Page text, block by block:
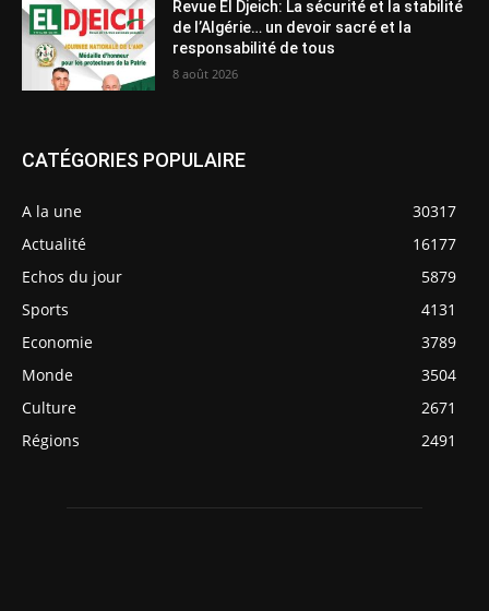
Revue El Djeich: La sécurité et la stabilité
de l’Algérie… un devoir sacré et la
responsabilité de tous
8 août 2026
CATÉGORIES POPULAIRE
A la une
30317
Actualité
16177
Echos du jour
5879
Sports
4131
Economie
3789
Monde
3504
Culture
2671
Régions
2491